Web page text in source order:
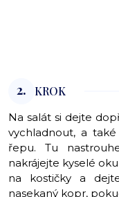
2. KROK
Na salát si dejte
vychladnout, a
řepu. Tu
nakrájejte kyselé
na kostičky a
nasekaný kopr,